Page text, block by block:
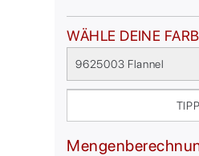
WÄHLE DEINE
9625003 Flannel